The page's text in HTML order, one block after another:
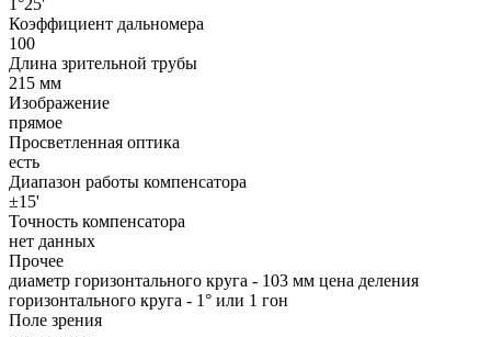
Коэффициент дальномера
100
Длина зрительной трубы
215 мм
Изображение
прямое
Просветленная оптика
есть
Диапазон работы компенсатора
±15'
Точность компенсатора
нет данных
Прочее
диаметр горизонтального круга - 103 мм цена деления
горизонтального круга - 1° или 1 гон
Поле зрения